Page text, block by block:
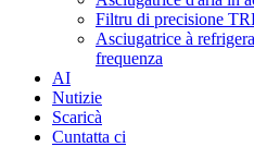
Filtru di precisione
Asciugatrice à
frequenza
AI
Nutizie
Scaricà
Cuntatta ci